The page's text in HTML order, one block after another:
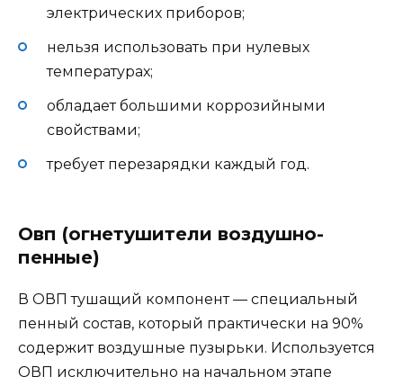
электрических приборов;
нельзя использовать при нулевых
температурах;
обладает большими коррозийными
свойствами;
требует перезарядки каждый год.
Овп (огнетушители воздушно-
пенные)
В ОВП тушащий компонент — специальный
пенный состав, который практически на 90%
содержит воздушные пузырьки. Используется
ОВП исключительно на начальном этапе